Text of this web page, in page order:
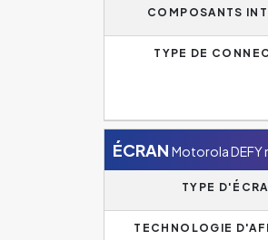
COMPOSANTS
TYPE DE
ÉCRAN Motorola DEFY
TYPE
TECHNOLOGIE